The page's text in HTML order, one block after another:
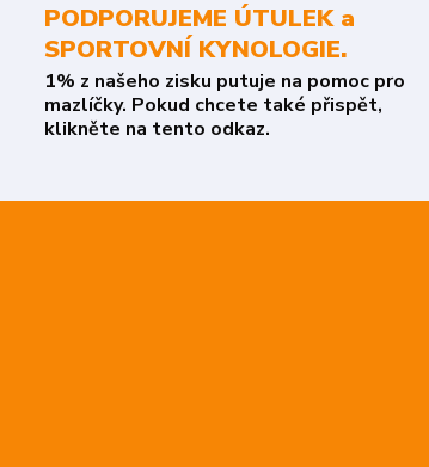
PODPORUJEME ÚTULEK a
SPORTOVNÍ KYNOLOGIE.
1% z našeho zisku putuje na pomoc pro
mazlíčky. Pokud chcete také přispět,
klikněte na tento odkaz.